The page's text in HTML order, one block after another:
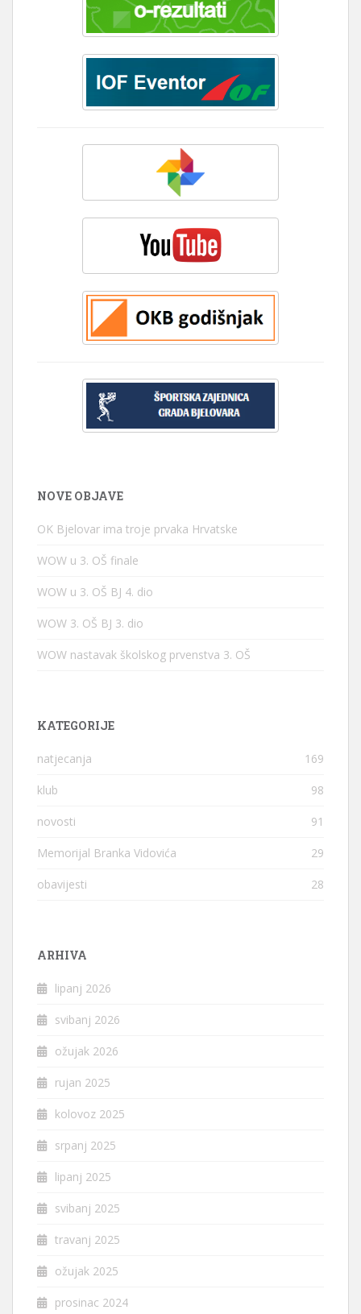
NOVE OBJAVE
OK Bjelovar ima troje prvaka Hrvatske
WOW u 3. OŠ finale
WOW u 3. OŠ BJ 4. dio
WOW 3. OŠ BJ 3. dio
WOW nastavak školskog prvenstva 3. OŠ
KATEGORIJE
natjecanja 169
klub 98
novosti 91
Memorijal Branka Vidovića 29
obavijesti 28
ARHIVA
lipanj 2026
svibanj 2026
ožujak 2026
rujan 2025
kolovoz 2025
srpanj 2025
lipanj 2025
svibanj 2025
travanj 2025
ožujak 2025
prosinac 2024